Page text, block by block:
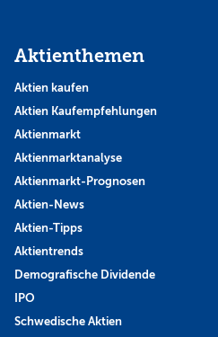
Aktienthemen
Aktien kaufen
Aktien Kaufempfehlungen
Aktienmarkt
Aktienmarktanalyse
Aktienmarkt-Prognosen
Aktien-News
Aktien-Tipps
Aktientrends
Demografische Dividende
IPO
Schwedische Aktien